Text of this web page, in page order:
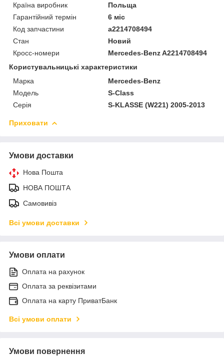
Країна виробник
Польща
Гарантійний термін
6 міс
Код запчастини
a2214708494
Стан
Новий
Кросс-номери
Mercedes-Benz A2214708494
Користувальницькі характеристики
Марка
Mercedes-Benz
Модель
S-Class
Серія
S-KLASSE (W221) 2005-2013
Приховати
Умови доставки
Нова Пошта
НОВА ПОШТА
Самовивіз
Всі умови доставки
Умови оплати
Оплата на рахунок
Оплата за реквізитами
Оплата на карту ПриватБанк
Всі умови оплати
Умови повернення